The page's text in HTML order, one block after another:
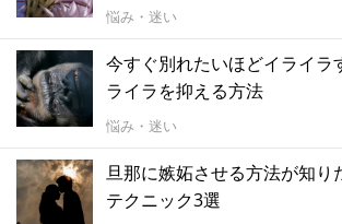
悩み・迷い
今すぐ別れたいほどイライラ
ライラを抑える方法
悩み・迷い
旦那に嫉妬させる方法が知り
テクニック3選